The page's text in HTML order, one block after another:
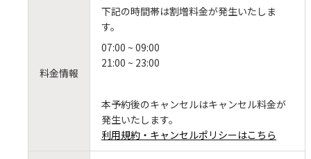
料金情報
下記の時間帯は割増料金が発生いたしま
す。
07:00 ~ 09:00
21:00 ~ 23:00
本予約後のキャンセルはキャンセル料金が
発生いたします。
利用規約・キャンセルポリシーはこちら